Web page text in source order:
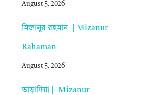
August 5, 2026
মিজানুর রহমান || Mizanur
Rahaman
August 5, 2026
ভাড়াটিয়া || Mizanur